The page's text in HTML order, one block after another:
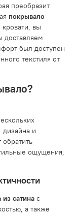
преобразит
покрывало
вы
доставляем
был доступен
текстиля от
и
ощущения,
из сатина с
а также